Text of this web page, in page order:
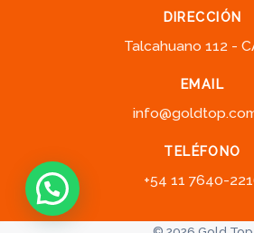
DIRECCIÓN
Talcahuano 112 -
EMAIL
TELÉFONO
+54 11 7640-